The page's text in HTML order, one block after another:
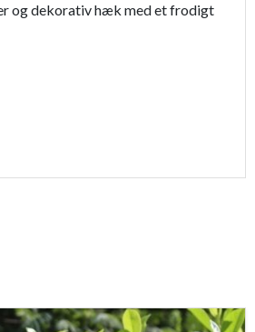
og dekorativ hæk med et frodigt